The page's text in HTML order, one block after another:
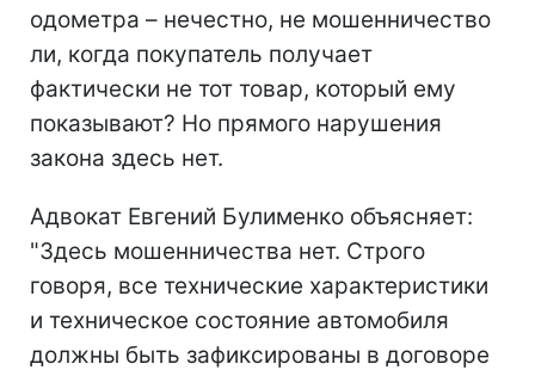
одометра – нечестно, не мошенничество
ли, когда покупатель получает
фактически не тот товар, который ему
показывают? Но прямого нарушения
закона здесь нет.
Адвокат Евгений Булименко объясняет:
"Здесь мошенничества нет. Строго
говоря, все технические характеристики
и техническое состояние автомобиля
должны быть зафиксированы в договоре